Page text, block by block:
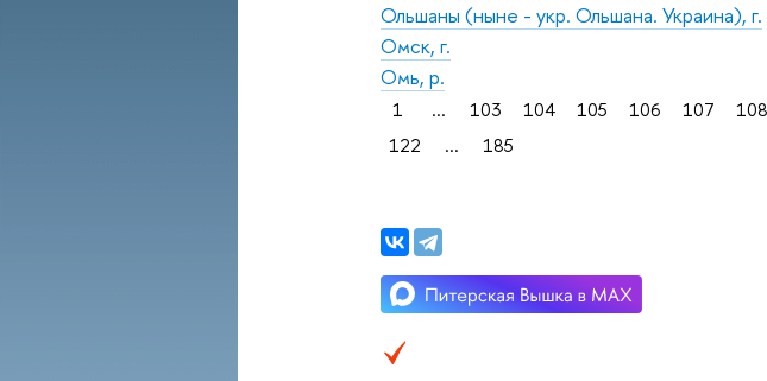
Ольшаны (ныне - укр. Ольшана. Украина), г.
Омск, г.
Омь, р.
1 ... 103 104 105 106 107 108
122
... 185